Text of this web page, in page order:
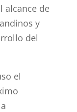
alcance de
y
del
el